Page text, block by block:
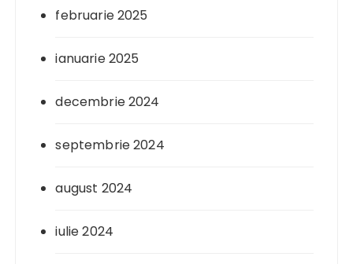
februarie 2025
ianuarie 2025
decembrie 2024
septembrie 2024
august 2024
iulie 2024